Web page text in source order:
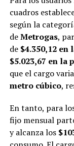
cuadros
según la
deMetrogas,
de $4.350,12 en
$5.023,67 en la
que el cargo
metro cúbico,
En tanto, para
fijo mensual
y alcanza los